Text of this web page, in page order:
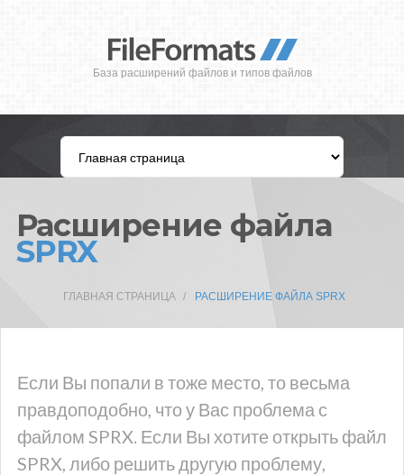
База расширений файлов и типов файлов
Расширение файла
SPRX
ГЛАВНАЯ СТРАНИЦА РАСШИРЕНИЕ ФАЙЛА SPRX
Если Вы попали в тоже место, то весьма
правдоподобно, что у Вас проблема с
файлом SPRX. Если Вы хотите открыть файл
SPRX, либо решить другую проблему,